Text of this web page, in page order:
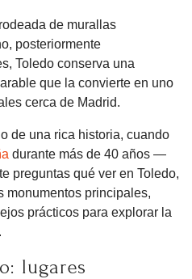
de murallas
posteriormente
Toledo conserva una
que la convierte en uno
cerca de Madrid.
de una rica historia, cuando
durante más de 40 años —
preguntas qué ver en Toledo,
monumentos principales,
prácticos para explorar la
lugares